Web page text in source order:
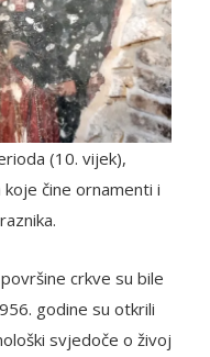
(10. vijek),
čine ornamenti i
crkve su bile
godine su otkrili
svjedoče o živoj